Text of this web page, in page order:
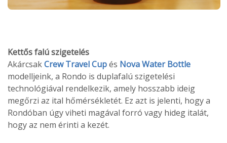
Kettős falú szigetelés
AkárcsakCrew Travel Cupés Nova Water Bottle
modelljeink, a Rondo is duplafalú szigetelési
technológiával rendelkezik, amely hosszabb ideig
megőrzi az ital hőmérsékletét. Ez azt is jelenti, hogy a
Rondóban úgy viheti magával forró vagy hideg italát,
hogy az nem érinti a kezét.